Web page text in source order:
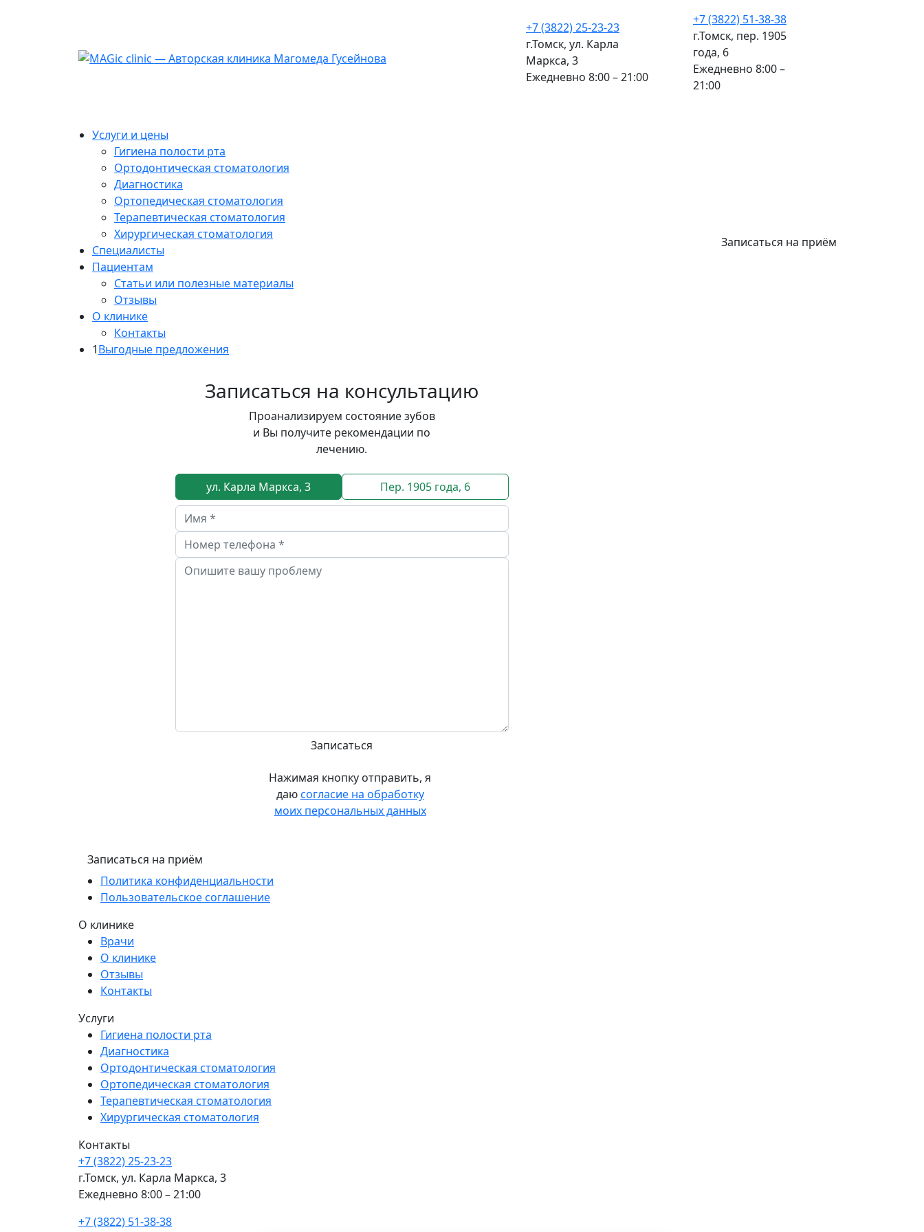
+7 (3822) 25-23-23
г.Томск, ул. Карла
Маркса, 3
Ежедневно 8:00 – 21:00
+7 (3822) 51-38-38
г.Томск, пер. 1905
года, 6
Ежедневно 8:00 –
21:00
Услуги и цены
Гигиена полости рта
Ортодонтическая стоматология
Диагностика
Ортопедическая стоматология
Терапевтическая стоматология
Хирургическая стоматология
Специалисты
Пациентам
Статьи или полезные материалы
Отзывы
О клинике
Контакты
Выгодные предложения
Записаться на приём
Записаться на консультацию
Проанализируем состояние зубов
и Вы получите рекомендации по
лечению.
ул. Карла Маркса, 3 Пер. 1905 года, 6
Нажимая кнопку отправить, я
даюсогласие на обработку
моих персональных данных
Записаться на приём
Политика конфиденциальности
Пользовательское соглашение
О клинике
Врачи
О клинике
Отзывы
Контакты
Услуги
Гигиена полости рта
Диагностика
Ортодонтическая стоматология
Ортопедическая стоматология
Терапевтическая стоматология
Хирургическая стоматология
Контакты
+7 (3822) 25-23-23
г.Томск, ул. Карла Маркса, 3
Ежедневно 8:00 – 21:00
+7 (3822) 51-38-38